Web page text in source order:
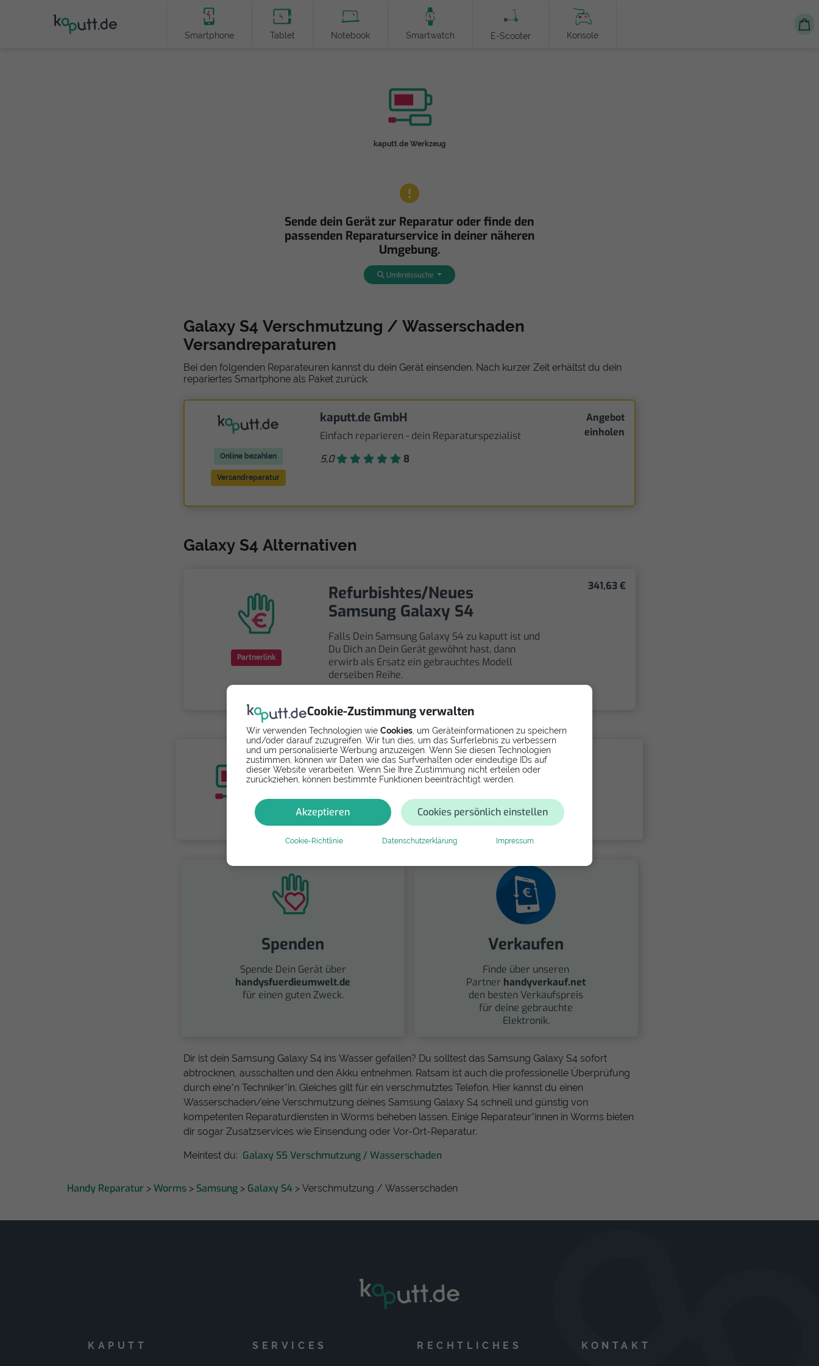
Cookie-Zustimmung verwalten
Wir verwenden Technologien wie Cookies , um Geräteinformationen zu speichern
und/oder darauf zuzugreifen. Wir tun dies, um das Surferlebnis zu verbessern
und um personalisierte Werbung anzuzeigen. Wenn Sie diesen Technologien
zustimmen, können wir Daten wie das Surfverhalten oder eindeutige IDs auf
dieser Website verarbeiten. Wenn Sie Ihre Zustimmung nicht erteilen oder
zurückziehen, können bestimmte Funktionen beeinträchtigt werden.
Akzeptieren Cookies persönlich einstellen
Cookie-Richtlinie Datenschutzerklärung Impressum
Smartphone Tablet Notebook Smartwatch E-Scooter Konsole
kaputt.de Werkzeug
Sende dein Gerät zur Reparatur oder finde den
passenden Reparaturservice in deiner näheren
Umgebung.
Umkreissuche
Galaxy S4 Verschmutzung / Wasserschaden
Versandreparaturen
Bei den folgenden Reparateuren kannst du dein Gerät einsenden. Nach kurzer Zeit erhältst du dein
repariertes Smartphone als Paket zurück.
Online bezahlen
Versandreparatur
kaputt.de GmbH
Einfach reparieren - dein Reparaturspezialist
5,0
8
Angebot
einholen
Galaxy S4 Alternativen
Partnerlink
Refurbishtes/Neues
Samsung Galaxy S4
Falls Dein Samsung Galaxy S4 zu kaputt ist und
Du Dich an Dein Gerät gewöhnt hast, dann
erwirb als Ersatz ein gebrauchtes Modell
derselben Reihe.
341,63 €
Selbst reparieren
Repariere dein Galaxy S4 - Verschmutzung /
Wasserschaden mit Videoanleitung selbst. Ersatzteile
ab
Spenden
Spende Dein Gerät über
handysfuerdieumwelt.de
für einen guten Zweck.
Verkaufen
Finde über unseren
Partner handyverkauf.net
den besten Verkaufspreis
für deine gebrauchte
Elektronik.
Dir ist dein Samsung Galaxy S4 ins Wasser gefallen? Du solltest das Samsung Galaxy S4 sofort
abtrocknen, ausschalten und den Akku entnehmen. Ratsam ist auch die professionelle Überprüfung
durch eine*n Techniker*in. Gleiches gilt für ein verschmutztes Telefon. Hier kannst du einen
Wasserschaden/eine Verschmutzung deines Samsung Galaxy S4 schnell und günstig von
kompetenten Reparaturdiensten in Worms beheben lassen. Einige Reparateur*innen in Worms bieten
dir sogar Zusatzservices wie Einsendung oder Vor-Ort-Reparatur.
Meintest du: Galaxy S5 Verschmutzung / Wasserschaden
Handy Reparatur > Worms > Samsung > Galaxy S4 > Verschmutzung / Wasserschaden
KAPUTT SERVICES RECHTLICHES KONTAKT